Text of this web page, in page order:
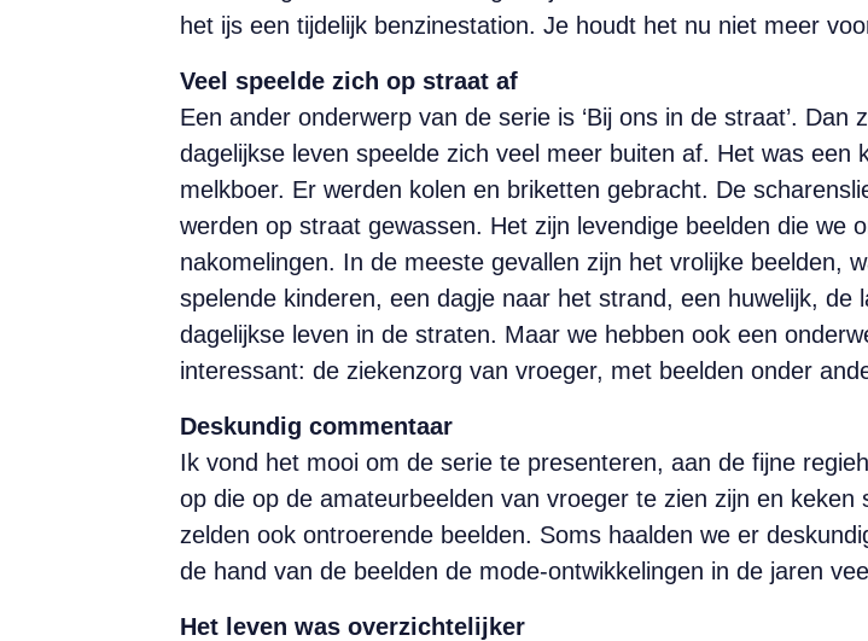
het ijs een tijdelijk benzinestation. Je houdt het nu niet meer
Veel speelde zich op straat af
Een ander onderwerp van de serie is ‘Bij ons in de straat’.
dagelijkse leven speelde zich veel meer buiten af. Het was
melkboer. Er werden kolen en briketten gebracht. De
werden op straat gewassen. Het zijn levendige beelden die we
nakomelingen. In de meeste gevallen zijn het vrolijke beelden,
spelende kinderen, een dagje naar het strand, een huwelijk,
dagelijkse leven in de straten. Maar we hebben ook een
interessant: de ziekenzorg van vroeger, met beelden onder
Deskundig commentaar
Ik vond het mooi om de serie te presenteren, aan de fijne
op die op de amateurbeelden van vroeger te zien zijn en
zelden ook ontroerende beelden. Soms haalden we er
de hand van de beelden de mode-ontwikkelingen in de jaren
Het leven was overzichtelijker